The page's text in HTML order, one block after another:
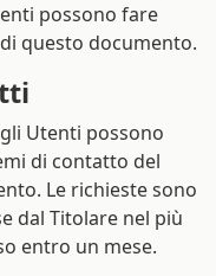
possono fare
questo documento.
Utenti possono
di contatto del
Le richieste sono
dal Titolare nel più
entro un mese.